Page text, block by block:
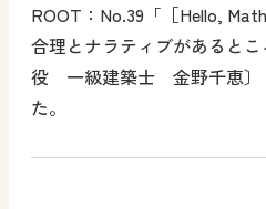
ROOT：No.39「［Hello,
合理とナラティブがあると
役 一級建築士 金野千恵〕
た。